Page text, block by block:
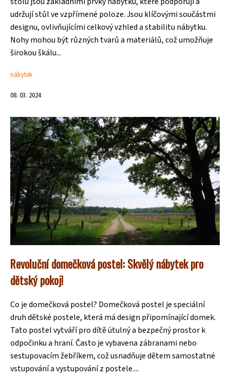
udržují stůl ve vzpřímené poloze. Jsou klíčovými součástmi
designu, ovlivňujícími celkový vzhled a stabilitu nábytku.
Nohy mohou být různých tvarů a materiálů, což umožňuje
širokou škálu...
nábytek
08. 03. 2024
Revoluční domečková postel: Skvělý nábytek pro
dětský pokoj!
Co je domečková postel? Domečková postel je speciální
druh dětské postele, která má design připomínající domek.
Tato postel vytváří pro dítě útulný a bezpečný prostor k
odpočinku a hraní. Často je vybavena zábranami nebo
sestupovacím žebříkem, což usnadňuje dětem samostatné
vstupování a vystupování z postele....